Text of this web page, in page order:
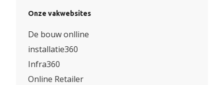
Onze vakwebsites
De bouw onlline
installatie360
Infra360
Online Retailer